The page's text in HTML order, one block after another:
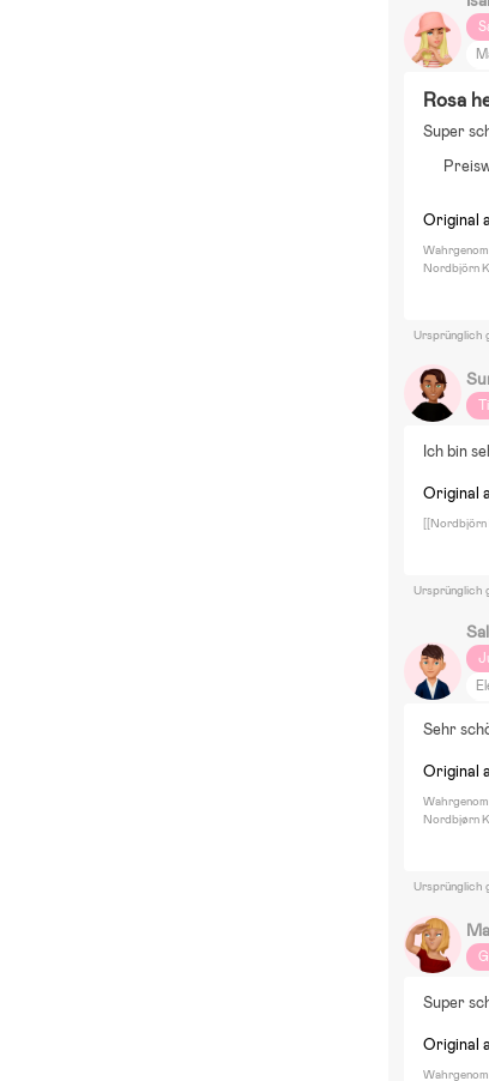
Rosa
Super
Original
Nordbjörn
Ursprünglich
Ich bin
Original
[[Nordbjörn
Ursprünglich
Sehr
Original
Nordbjørn
Ursprünglich
Super
Original